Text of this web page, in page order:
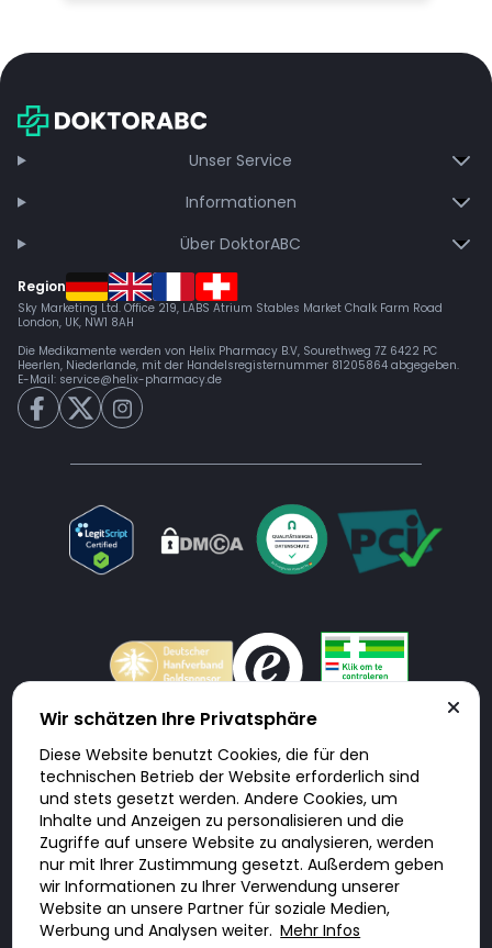
Unser Service
Informationen
Über DoktorABC
Region
Sky Marketing Ltd. Office 219, LABS Atrium Stables Market Chalk Farm Road
London, UK, NW1 8AH
Die Medikamente werden von Helix Pharmacy B.V, Sourethweg 7Z 6422 PC
Heerlen, Niederlande, mit der Handelsregisternummer 81205864 abgegeben.
E-Mail: service@helix-pharmacy.de
Doktorabc.com ist eine Vermittlungsplattform. Doktorabc ist ausdrücklich
keine Internetapotheke. Doktorabc bietet keine Medikamente oder
sonstige Produkte an oder liefert diese. Jegliche Informationen zu
Produkten, Medikamenten und Preisen auf der Internetseite beinhalten
kein Angebot von Doktorabc an Sie. Für die Einhaltung der in Ihrem Land
geltenden Gesetze und sonstigen Rechtsvorschriften sind Sie als Nutzer
selbst verantwortlich. Die Nutzung unseres Services auf Doktorabc durch
Sie erfolgt auf eigenes Risiko und in eigener Verantwortung. Sie erklären,
diese Internetseite aus eigener Initiative zu besuchen und zu nutzen.
Wir schätzen Ihre Privatsphäre
Diese Website benutzt Cookies, die für den
technischen Betrieb der Website erforderlich sind
und stets gesetzt werden. Andere Cookies, um
Inhalte und Anzeigen zu personalisieren und die
Zugriffe auf unsere Website zu analysieren, werden
nur mit Ihrer Zustimmung gesetzt. Außerdem geben
wir Informationen zu Ihrer Verwendung unserer
Website an unsere Partner für soziale Medien,
Werbung und Analysen weiter. Mehr Infos